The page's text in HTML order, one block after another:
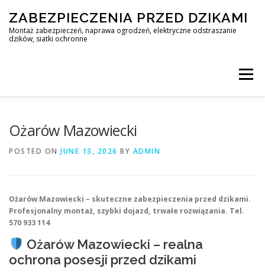
content
ZABEZPIECZENIA PRZED DZIKAMI
Montaż zabezpieczeń, naprawa ogrodzeń, elektryczne odstraszanie
dzików, siatki ochronne
Menu
ZABEZPIECZENIA PRZED DZIKAMI BLOG
KONTAKT
Ożarów Mazowiecki
POSTED ON JUNE 13, 2026 BY ADMIN
Ożarów Mazowiecki – skuteczne zabezpieczenia przed dzikami.
Profesjonalny montaż, szybki dojazd, trwałe rozwiązania. Tel.
570 933 114
Ożarów Mazowiecki – realna
ochrona posesji przed dzikami